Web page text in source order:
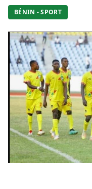
BÉNIN - SPORT